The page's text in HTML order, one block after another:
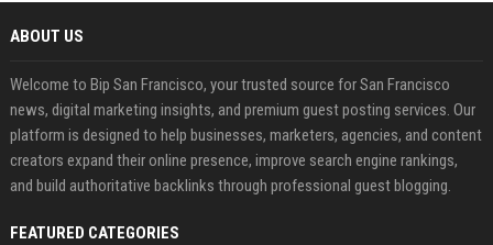
ABOUT US
Welcome to Bip San Francisco, your trusted source for San Francisco
news, digital marketing insights, and premium guest posting services. Our
platform is designed to help businesses, marketers, agencies, and content
creators expand their online presence, improve search engine rankings,
and build authoritative backlinks through professional guest blogging.
FEATURED CATEGORIES